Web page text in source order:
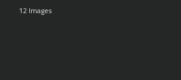
12 Images